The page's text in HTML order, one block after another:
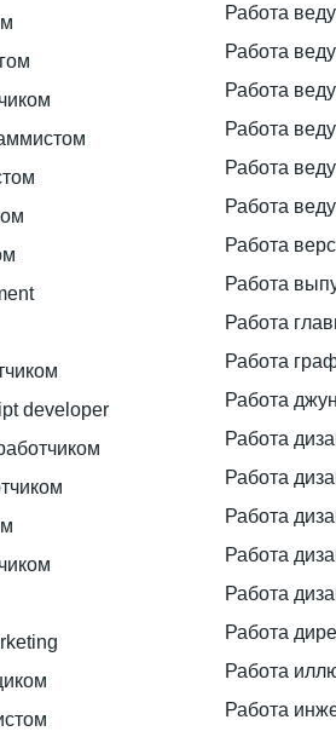
developer
Работа
Работа
Работа
Работа
Работа
Работа
Работа
Работа
Работа
Работа
Работа
Работа
Работа
Работа
Работа
Работа
Работа
Работа
Работа